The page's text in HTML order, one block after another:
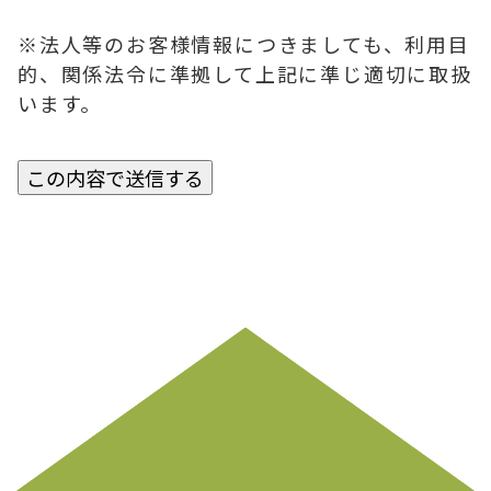
※法人等のお客様情報につきましても、利用目
的、関係法令に準拠して上記に準じ適切に取扱
います。